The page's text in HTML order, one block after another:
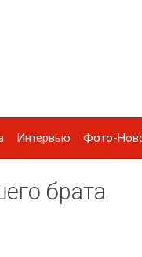
Интервью Фото-
брата